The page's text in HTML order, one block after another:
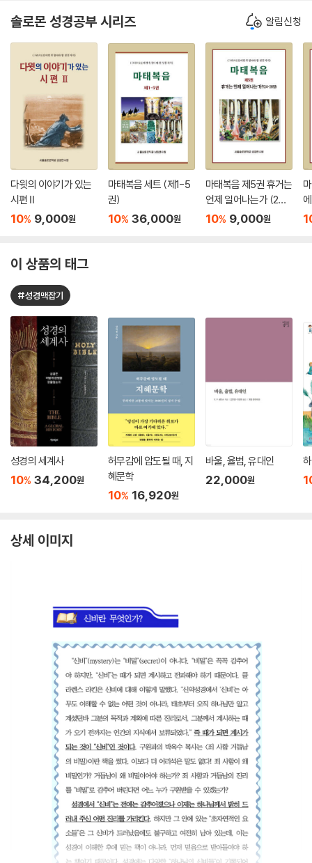
솔로몬 성경공부 시리즈 알림신청
다윗의 이야기가 있는
시편 Ⅱ
10% 9,000원
마태복음 세트 (제1-5
권)
10% 36,000원
마태복음 제5권 휴거는
언제 일어나는가 (24-
28장)
10% 9,000원
이 상품의 태그
#성경맥잡기
성경의 세계사
10% 34,200원
허무감에 압도될 때, 지
혜문학
10% 16,920원
바울, 율법, 유대인
22,000원
상세 이미지